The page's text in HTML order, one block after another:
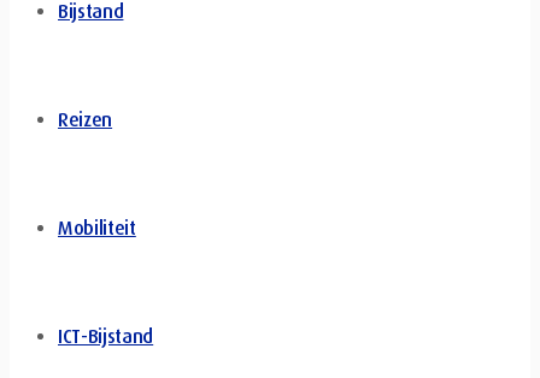
Bijstand
Reizen
Mobiliteit
ICT-Bijstand